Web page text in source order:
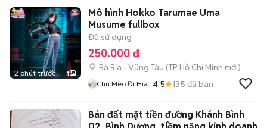
2 phút trước 1
Mô hình Hokko Tarumae Uma
Musume fullbox
Đã sử dụng
250.000 đ
Bà Rịa - Vũng Tàu (TP Hồ Chí Minh mới)
Chú Mèo Đi Hia 4.5 135 đã bán
Bán đất mặt tiền đường Khánh Bình